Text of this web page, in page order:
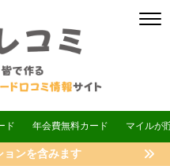
ド 年会費無料カード マイルが
ョンを含みます